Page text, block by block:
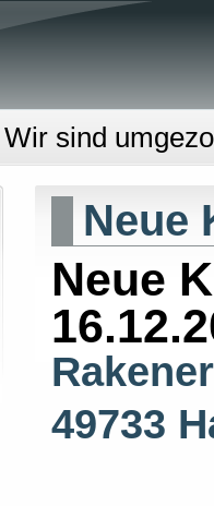
Wir sind
Neue
Neue
49733